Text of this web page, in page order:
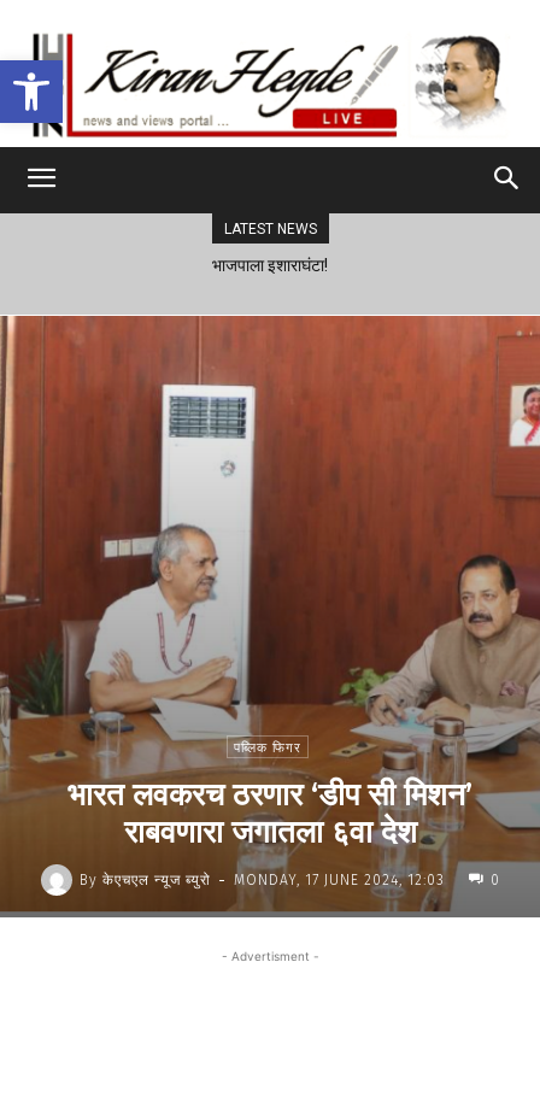
Open toolbar
LATEST NEWS
भाजपाला इशाराघंटा!
पब्लिक फिगर
भारत लवकरच ठरणार ‘डीप सी मिशन’
राबवणारा जगातला ६वा देश
By केएचएल न्यूज ब्युरो - MONDAY, 17 JUNE 2024, 12:03 0
- Advertisment -